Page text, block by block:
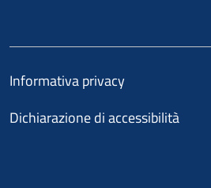
Informativa privacy
Dichiarazione di accessibilità